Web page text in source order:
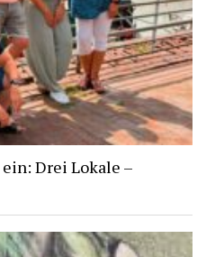
Drei Lokale –